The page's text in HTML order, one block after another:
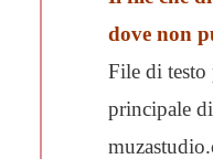
dove non
File di testo
principale